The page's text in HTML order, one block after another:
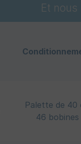
Et nous
Palette de 40
46 bobines